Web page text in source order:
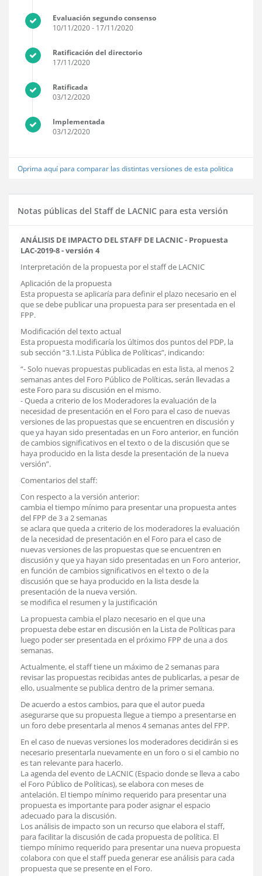
Evaluación segundo consenso
10/11/2020- 17/11/2020
Ratificación del directorio
17/11/2020
Ratificada
03/12/2020
Implementada
03/12/2020
Oprima aquí para comparar las distintas versiones de esta politica
Notas públicas del Staff de LACNIC para esta versión
ANÁLISIS DE IMPACTO DEL STAFF DE LACNIC - Propuesta
LAC-2019-8 - versión 4
Interpretación de la propuesta por el staff de LACNIC
Aplicación de la propuesta
Esta propuesta se aplicaría para definir el plazo necesario en el
que se debe publicar una propuesta para ser presentada en el
FPP.
Modificación del texto actual
Esta propuesta modificaría los últimos dos puntos del PDP, la
sub sección “3.1.Lista Pública de Políticas”, indicando:
“- Solo nuevas propuestas publicadas en esta lista, al menos 2
semanas antes del Foro Público de Políticas, serán llevadas a
este Foro para su discusión en el mismo.
- Queda a criterio de los Moderadores la evaluación de la
necesidad de presentación en el Foro para el caso de nuevas
versiones de las propuestas que se encuentren en discusión y
que ya hayan sido presentadas en un Foro anterior, en función
de cambios significativos en el texto o de la discusión que se
haya producido en la lista desde la presentación de la nueva
versión”.
Comentarios del staff:
Con respecto a la versión anterior:
cambia el tiempo mínimo para presentar una propuesta antes
del FPP de 3 a 2 semanas
se aclara que queda a criterio de los moderadores la evaluación
de la necesidad de presentación en el Foro para el caso de
nuevas versiones de las propuestas que se encuentren en
discusión y que ya hayan sido presentadas en un Foro anterior,
en función de cambios significativos en el texto o de la
discusión que se haya producido en la lista desde la
presentación de la nueva versión.
se modifica el resumen y la justificación
La propuesta cambia el plazo necesario en el que una
propuesta debe estar en discusión en la Lista de Políticas para
luego poder ser presentada en el próximo FPP de una a dos
semanas.
Actualmente, el staff tiene un máximo de 2 semanas para
revisar las propuestas recibidas antes de publicarlas, a pesar de
ello, usualmente se publica dentro de la primer semana.
De acuerdo a estos cambios, para que el autor pueda
asegurarse que su propuesta llegue a tiempo a presentarse en
un foro debe presentarla al menos 4 semanas antes del FPP.
En el caso de nuevas versiones los moderadores decidirán si es
necesario presentarla nuevamente en un foro o si el cambio no
es tan relevante para hacerlo.
La agenda del evento de LACNIC (Espacio donde se lleva a cabo
el Foro Público de Políticas), se elabora con meses de
antelación. El tiempo mínimo requerido para presentar una
propuesta es importante para poder asignar el espacio
adecuado para la discusión.
Los análisis de impacto son un recurso que elabora el staff,
para facilitar la discusión de cada propuesta de política. El
tiempo mínimo requerido para presentar una nueva propuesta
colabora con que el staff pueda generar ese análisis para cada
propuesta que se presente en el Foro.